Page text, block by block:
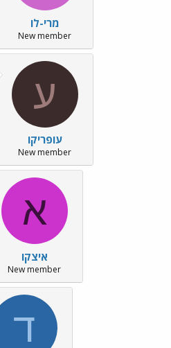
מרי-לו
New member
ע
עופריקו
New member
א
איצקו
New member
ד